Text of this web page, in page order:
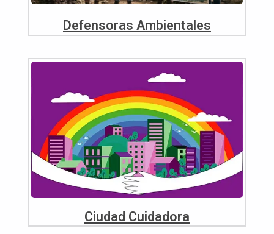
Defensoras Ambientales
Ciudad Cuidadora